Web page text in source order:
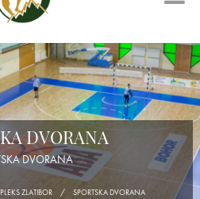
DVORANA
DVORANA
ZLATIBOR SPORTSKA DVORANA